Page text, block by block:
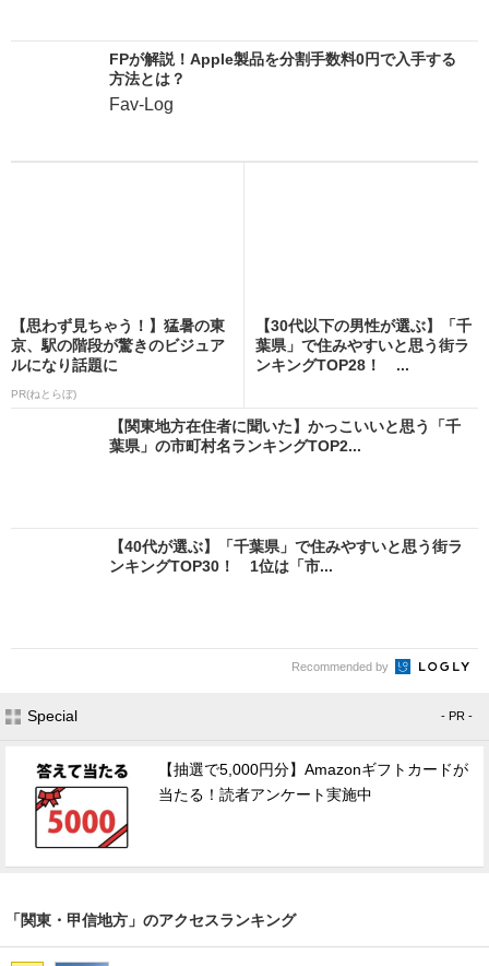
FPが解説！Apple製品を分割手数料0円で入手する
方法とは？
Fav-Log
【思わず見ちゃう！】猛暑の東
京、駅の階段が驚きのビジュア
ルになり話題に
PR(ねとらぼ)
【30代以下の男性が選ぶ】「千
葉県」で住みやすいと思う街ラ
ンキングTOP28！ ...
【関東地方在住者に聞いた】かっこいいと思う「千
葉県」の市町村名ランキングTOP2...
【40代が選ぶ】「千葉県」で住みやすいと思う街ラ
ンキングTOP30！ 1位は「市...
Recommended by
Special - PR -
【抽選で5,000円分】Amazonギフトカードが
当たる！読者アンケート実施中
「関東・甲信地方」のアクセスランキング